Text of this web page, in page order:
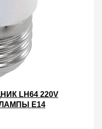
LH64 220V
E14